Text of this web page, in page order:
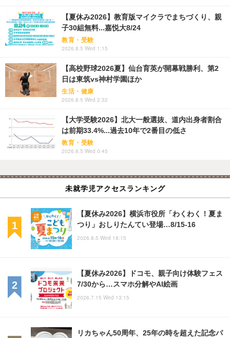
【夏休み2026】教育版マイクラでまちづくり、親
子30組無料...嘉悦大8/24
教育・受験
2026.8.5 Wed 1:15
【高校野球2026夏】仙台育英が開幕戦勝利、第2
日は東筑vs神村学園ほか
生活・健康
2026.8.5 Wed 2:32
【大学受験2026】北大一般選抜、道内出身者割合
は前期33.4%...過去10年で2番目の低さ
教育・受験
2026.8.5 Wed 0:45
未就学児アクセスランキング
【夏休み2026】横浜市役所「わくわく！夏ま
つり」おしりたんてい登場…8/15-16
2026.8.5 Wed 18:15
【夏休み2026】ドコモ、親子向け体験フェス
7/30から…スマホ分解やAI絵画
2026.7.15 Wed 13:15
リカちゃん50周年、25年の時を超えた記念パ